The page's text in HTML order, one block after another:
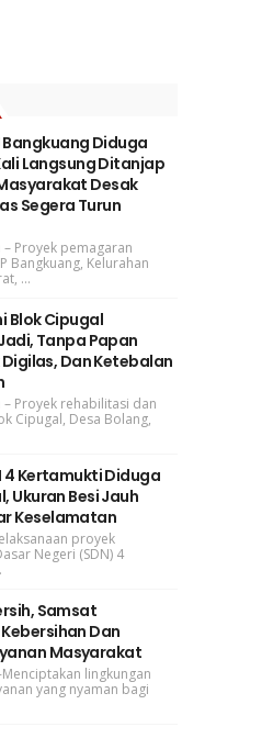
Bangkuang Diduga
Langsung Ditanjap
Desak
Segera Turun
– Proyek pemagaran
Bangkuang, Kelurahan
...
Blok Cipugal
Tanpa Papan
Dan Ketebalan
– Proyek rehabilitasi dan
Cipugal, Desa Bolang,
4 Kertamukti Diduga
Ukuran Besi Jauh
Keselamatan
proyek
Negeri (SDN) 4
Samsat
Dan
Masyarakat
lingkungan
yang nyaman bagi